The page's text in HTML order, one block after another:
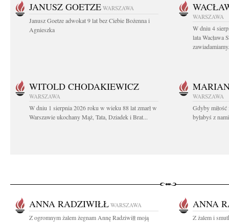
JANUSZ GOETZE WARSZAWA
Janusz Goetze adwokat 9 lat bez Ciebie Bożenna i
Agnieszka
WARSZAWA
W dniu 4
lata Wacława
WITOLD CHODAKIEWICZ
WARSZAWA
W dniu 1 sierpnia 2026 roku w wieku 88 lat zmarł w
Warszawie ukochany Mąż, Tata, Dziadek i Brat...
WARSZAWA
Gdyby miłość
byłabyś z
ANNA RADZIWIŁŁ WARSZAWA
Z ogromnym żalem żegnam Annę Radziwiłł moją
ANNA
Z żalem i